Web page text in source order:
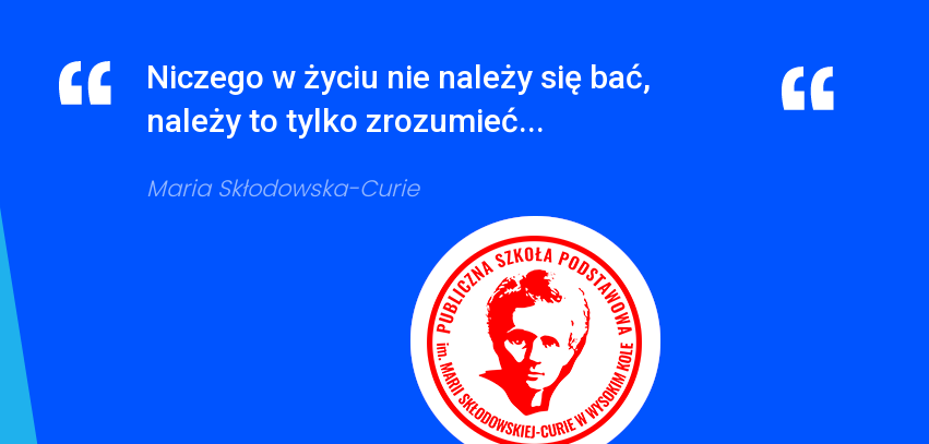
Niczego w życiu nie należy się bać,
należy to tylko zrozumieć...
Maria Skłodowska-Curie